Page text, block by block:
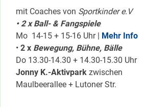
mit Coaches von Sportkinder e.V
• 2 x Ball- & Fangspiele
Mo 14-15 + 15-16 Uhr |
Mehr Info
• 2 x Bewegung, Bühne, Bälle
Do 13.30-14.30 + 14.30-15.30 Uhr
Jonny K.-Aktivpark zwischen
Maulbeerallee + Lutoner Str.